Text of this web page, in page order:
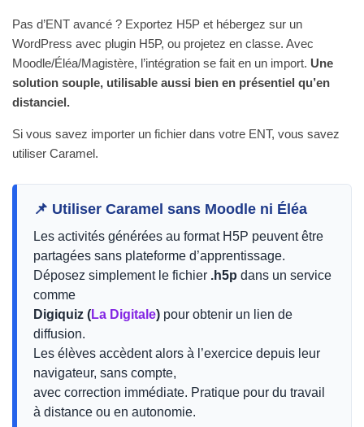
Pas d’ENT avancé ? Exportez H5P et hébergez sur un
WordPress avec plugin H5P, ou projetez en classe. Avec
Moodle/Éléa/Magistère, l’intégration se fait en un import. Une
solution souple, utilisable aussi bien en présentiel qu’en
distanciel.
Si vous savez importer un fichier dans votre ENT, vous savez
utiliser Caramel.
📌 Utiliser Caramel sans Moodle ni Éléa
Les activités générées au format H5P peuvent être
partagées sans plateforme d’apprentissage.
Déposez simplement le fichier .h5p dans un service
comme
Digiquiz (La Digitale) pour obtenir un lien de
diffusion.
Les élèves accèdent alors à l’exercice depuis leur
navigateur, sans compte,
avec correction immédiate. Pratique pour du travail
à distance ou en autonomie.